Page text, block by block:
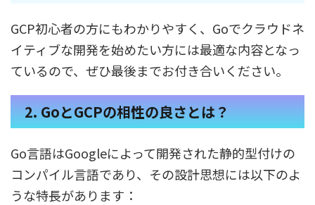
GCP初心者の方にもわかりやすく、Goでクラウドネ
イティブな開発を始めたい方には最適な内容となっ
ているので、ぜひ最後までお付き合いください。
2. GoとGCPの相性の良さとは？
Go言語はGoogleによって開発された静的型付けの
コンパイル言語であり、その設計思想には以下のよ
うな特長があります：